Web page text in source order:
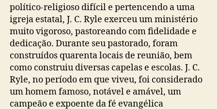
político-religioso difícil e pertencendo a uma
igreja estatal, J. C. Ryle exerceu um ministério
muito vigoroso, pastoreando com fidelidade e
dedicação. Durante seu pastorado, foram
construídos quarenta locais de reunião, bem
como construiu diversas capelas e escolas. J. C.
Ryle, no período em que viveu, foi considerado
um homem famoso, notável e amável, um
campeão e expoente da fé evangélica